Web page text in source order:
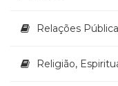
Relações
Religião,